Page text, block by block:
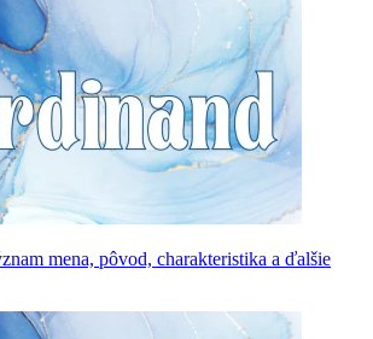
mena, pôvod, charakteristika a ďalšie